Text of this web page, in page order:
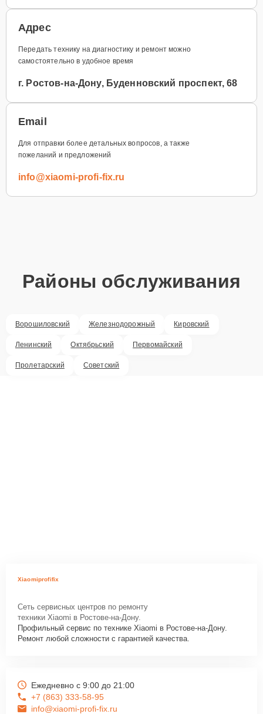
Адрес
Передать технику на диагностику и ремонт можно
самостоятельно в удобное время
г. Ростов-на-Дону, Буденновский проспект, 68
Email
Для отправки более детальных вопросов, а также
пожеланий и предложений
info@xiaomi-profi-fix.ru
Районы обслуживания
Ворошиловский Железнодорожный Кировский
Ленинский Октябрьский Первомайский
Пролетарский Советский
Xiaomiprofifix
Сеть сервисных центров по ремонту
техники Xiaomi в Ростове-на-Дону.
Профильный сервис по технике Xiaomi в Ростове-на-Дону.
Ремонт любой сложности с гарантией качества.
Ежедневно с 9:00 до 21:00
+7 (863) 333-58-95
info@xiaomi-profi-fix.ru